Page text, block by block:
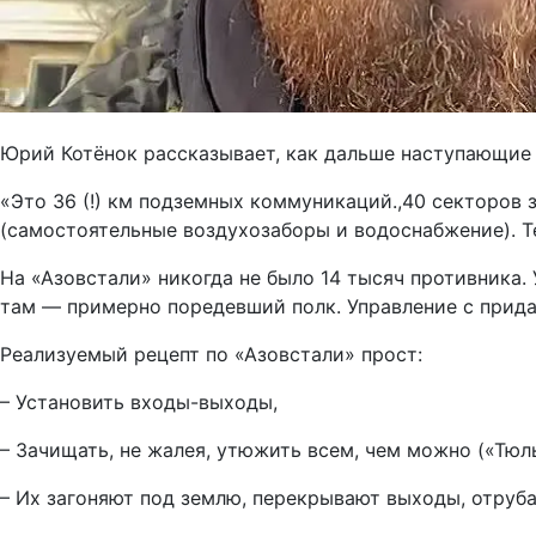
Юрий Котёнок рассказывает, как дальше наступающие
«Это 36 (!) км подземных коммуникаций.,40
(самостоятельные воздухозаборы и водоснабжение).
На «Азовстали» никогда не было 14 тысяч
там — примерно поредевший полк. Управление с
Реализуемый рецепт по «Азовстали» прост:
– Установить входы-выходы,
– Зачищать, не жалея, утюжить всем, чем можно
– Их загоняют под землю, перекрывают выходы,